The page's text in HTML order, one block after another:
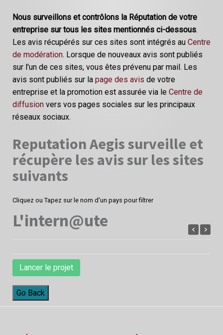
Nous surveillons et contrôlons la Réputation de votre
entreprise sur tous les sites mentionnés ci-dessous.
Les avis récupérés sur ces sites sont intégrés au Centre
de modération. Lorsque de nouveaux avis sont publiés
sur l'un de ces sites, vous êtes prévenu par mail. Les
avis sont publiés sur la page des avis de votre
entreprise et la promotion est assurée via le Centre de
diffusion vers vos pages sociales sur les principaux
réseaux sociaux.
Reputation Aegis surveille et
récupère les avis sur les sites
suivants
Cliquez ou Tapez sur le nom d'un pays pour filtrer
L'intern@ute
Lancer le projet
Go Back